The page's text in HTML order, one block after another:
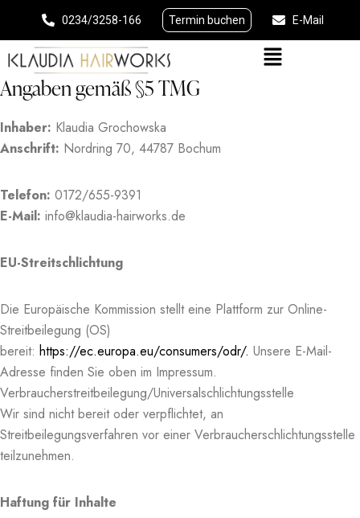
0234/3258-166 Termin buchen E-Mail
Angaben gemäß §5 TMG
Inhaber: Klaudia Grochowska
Anschrift: Nordring 70, 44787 Bochum
Telefon: 0172/655-9391
E-Mail: info@klaudia-hairworks.de
EU-Streitschlichtung
Die Europäische Kommission stellt eine Plattform zur Online-
Streitbeilegung (OS)
bereit: https://ec.europa.eu/consumers/odr/. Unsere E-Mail-
Adresse finden Sie oben im Impressum.
Verbraucherstreitbeilegung/Universalschlichtungsstelle
Wir sind nicht bereit oder verpflichtet, an
Streitbeilegungsverfahren vor einer Verbraucherschlichtungsstelle
teilzunehmen.
Haftung für Inhalte